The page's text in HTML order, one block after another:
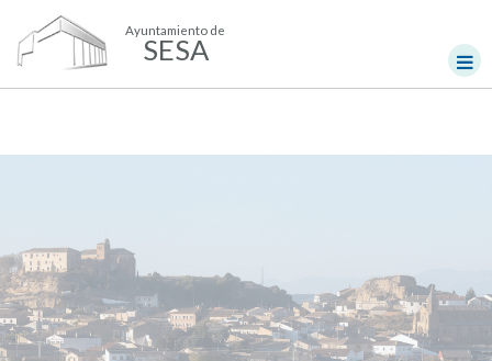
Ayuntamiento de
SESA